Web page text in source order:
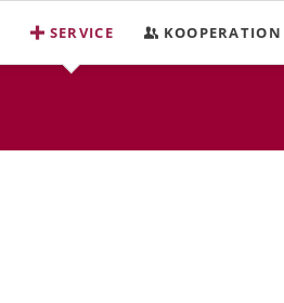
SERVICE KOOPERATION